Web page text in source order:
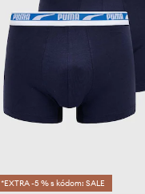
*EXTRA -5 % s kódom: SALE